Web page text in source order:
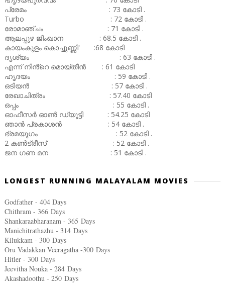
പ്രേമം : 73 കോടി .
Turbo : 72 കോടി .
രോമാഞ്ചം : 71 കോടി .
ആലപ്പുഴ ജിംഖാന : 68.5 കോടി .
കായംകുളം കൊച്ചുണ്ണി' :68 കോടി
ദൃശ്യം : 63 കോടി .
എന്ന് നിൻ്റെ മൊയ്തീൻ : 61 കോടി
ഹൃദയം : 59 കോടി .
ഒടിയൻ : 57 കോടി .
രേഖാചിത്രം : 57.40 കോടി
ഒപ്പം : 55 കോടി .
ഓഫീസർ ഓൺ ഡ്യൂട്ടി : 54.25 കോടി
ഞാൻ പ്രകാശൻ : 54 കോടി .
ഭ്രമയുഗം : 52 കോടി .
2 കൺട്രീസ് : 52 കോടി .
ജന ഗണ മന : 51 കോടി .
LONGEST RUNNING MALAYALAM MOVIES
Godfather - 404 Days
Chithram - 366 Days
Shankaraabharanam - 365 Days
Manichitrathazhu - 314 Days
Kilukkam - 300 Days
Oru Vadakkan Veeragatha -300 Days
Hitler - 300 Days
Jeevitha Nouka - 284 Days
Akashadoothu - 250 Days